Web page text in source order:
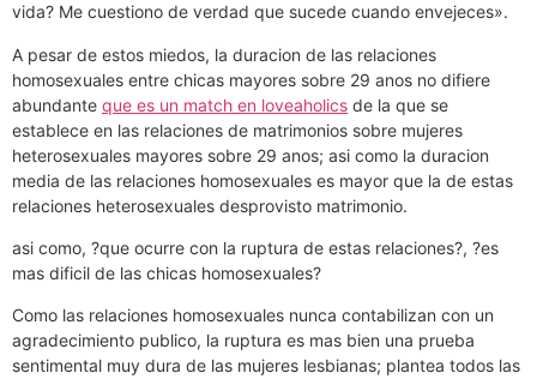
vida? Me cuestiono de verdad que sucede cuando envejeces».
A pesar de estos miedos, la duracion de las relaciones
homosexuales entre chicas mayores sobre 29 anos no difiere
abundante que es un match en loveaholics de la que se
establece en las relaciones de matrimonios sobre mujeres
heterosexuales mayores sobre 29 anos; asi­ como la duracion
media de las relaciones homosexuales es mayor que la de estas
relaciones heterosexuales desprovisto matrimonio.
asi­ como, ?que ocurre con la ruptura de estas relaciones?, ?es
mas dificil de las chicas homosexuales?
Como las relaciones homosexuales nunca contabilizan con un
agradecimiento publico, la ruptura es mas bien una prueba
sentimental muy dura de las mujeres lesbianas; plantea todos las